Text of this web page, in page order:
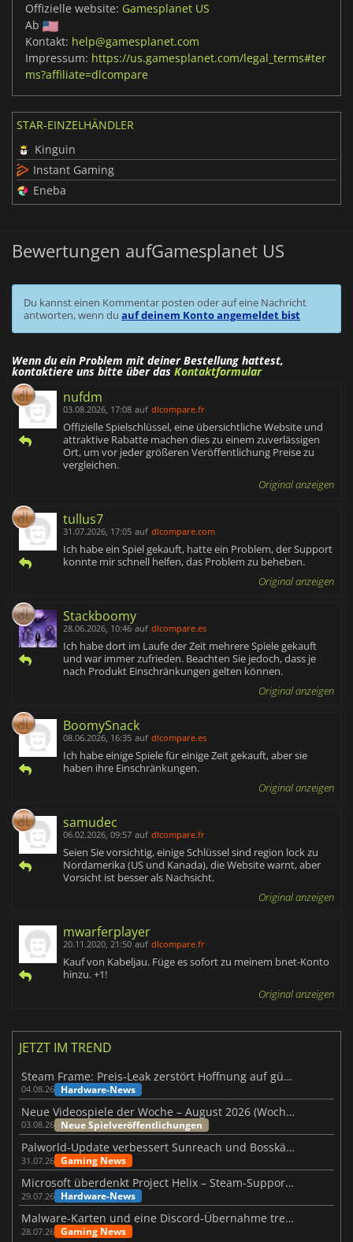
Offizielle website: Gamesplanet US
Ab
Kontakt: help@gamesplanet.com
Impressum: https://us.gamesplanet.com/legal_terms#ter
ms?affiliate=dlcompare
STAR-EINZELHÄNDLER
Kinguin
Instant Gaming
Eneba
Bewertungen aufGamesplanet US
Du kannst einen Kommentar posten oder auf eine Nachricht
antworten, wenn du auf deinem Konto angemeldet bist
Wenn du ein Problem mit deiner Bestellung hattest,
kontaktiere uns bitte über das Kontaktformular
nufdm
03.08.2026, 17:08 auf dlcompare.fr
Offizielle Spielschlüssel, eine übersichtliche Website und
attraktive Rabatte machen dies zu einem zuverlässigen
Ort, um vor jeder größeren Veröffentlichung Preise zu
vergleichen.
Original anzeigen
tullus7
31.07.2026, 17:05 auf dlcompare.com
Ich habe ein Spiel gekauft, hatte ein Problem, der Support
konnte mir schnell helfen, das Problem zu beheben.
Original anzeigen
Stackboomy
28.06.2026, 10:46 auf dlcompare.es
Ich habe dort im Laufe der Zeit mehrere Spiele gekauft
und war immer zufrieden. Beachten Sie jedoch, dass je
nach Produkt Einschränkungen gelten können.
Original anzeigen
BoomySnack
08.06.2026, 16:35 auf dlcompare.es
Ich habe einige Spiele für einige Zeit gekauft, aber sie
haben ihre Einschränkungen.
Original anzeigen
samudec
06.02.2026, 09:57 auf dlcompare.fr
Seien Sie vorsichtig, einige Schlüssel sind region lock zu
Nordamerika (US und Kanada), die Website warnt, aber
Vorsicht ist besser als Nachsicht.
Original anzeigen
mwarferplayer
20.11.2020, 21:50 auf dlcompare.fr
Kauf von Kabeljau. Füge es sofort zu meinem bnet-Konto
hinzu. +1!
Original anzeigen
JETZT IM TREND
Steam Frame: Preis-Leak zerstört Hoffnung auf günstiges VR-Headset
04.08.26 Hardware-News
Neue Videospiele der Woche – August 2026 (Woche 32)
03.08.26 Neue Spielveröffentlichungen
Palworld-Update verbessert Sunreach und Bosskämpfe deutlich
31.07.26 Gaming News
Microsoft überdenkt Project Helix – Steam-Support gefährdet
29.07.26 Hardware-News
Malware-Karten und eine Discord-Übernahme treffen Meccha Chameleon
28.07.26 Gaming News